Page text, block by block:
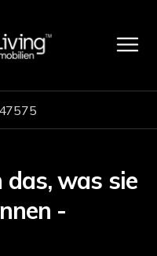
das, was sie
-